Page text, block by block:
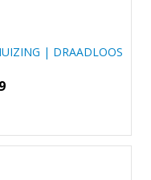
| DRAADLOOS